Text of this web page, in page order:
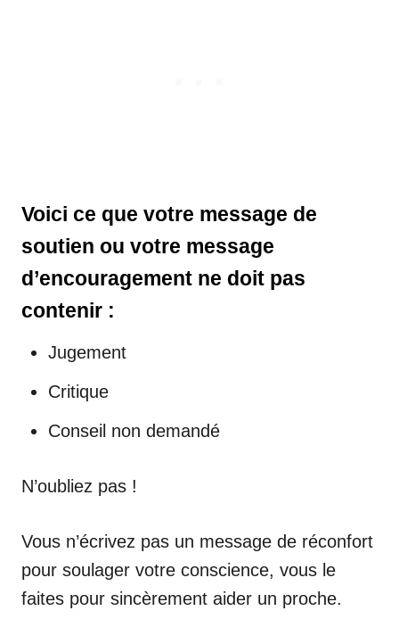
Voici ce que votre message de
soutien ou votre message
d’encouragement ne doit pas
contenir :
Jugement
Critique
Conseil non demandé
N’oubliez pas !
Vous n’écrivez pas un message de réconfort
pour soulager votre conscience, vous le
faites pour sincèrement aider un proche.